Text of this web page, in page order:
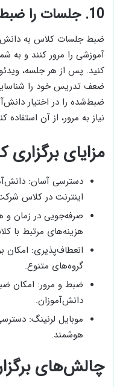
10. جلسات را ضبط و بازبینی کنید
ضبط جلسات کلاس به
آموزشی را مرور کنند و به
کنید. پس از هر جلسه،
ضعف تدریس خود را
ضبط‌شده را در اختیار
نیاز به مرور، از آن استفاده
مزایای برگزاری
دسترسی آسان:
اینترنت در کلاس
صرفه‌جویی در زمان و
هزینه‌های مرتبط با
انعطاف‌پذیری: امکان
گروه‌های متنوع.
ضبط و مرور: امکان
دانش‌آموزان.
موبایل لرنینگ:
هوشمند.
چالش‌های